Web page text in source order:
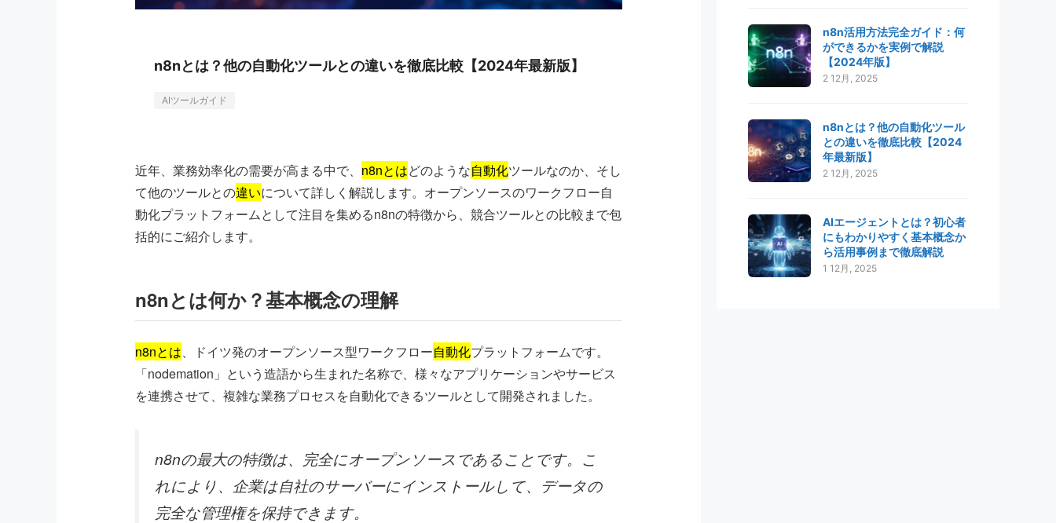
n8nとは？他の自動化ツールとの違いを徹底比較【2024年最新版】
AIツールガイド
近年、業務効率化の需要が高まる中で、 n8nとはどのような自動化ツールなのか、そし
て他のツールとの違いについて詳しく解説します。オープンソースのワークフロー自
動化プラットフォームとして注目を集めるn8nの特徴から、競合ツールとの比較まで包
括的にご紹介します。
n8nとは何か？基本概念の理解
n8nとは、ドイツ発のオープンソース型ワークフロー自動化プラットフォームです。
「nodemation」という造語から生まれた名称で、様々なアプリケーションやサービス
を連携させて、複雑な業務プロセスを自動化できるツールとして開発されました。
n8nの最大の特徴は、完全にオープンソースであることです。こ
れにより、企業は自社のサーバーにインストールして、データの
完全な管理権を保持できます。
n8n活用方法完全ガイド：何
ができるかを実例で解説
【2024年版】
2 12月, 2025
n8nとは？他の自動化ツール
との違いを徹底比較【2024
年最新版】
2 12月, 2025
AIエージェントとは？初心者
にもわかりやすく基本概念か
ら活用事例まで徹底解説
1 12月, 2025